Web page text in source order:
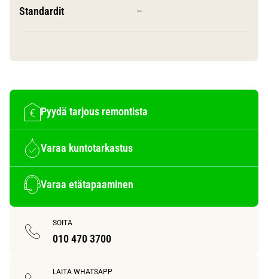
Standardit –
Pyydä tarjous remontista
Varaa kuntotarkastus
Varaa etätapaaminen
SOITA
010 470 3700
LAITA WHATSAPP